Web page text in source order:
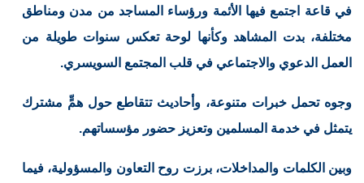
في قاعة اجتمع فيها الأئمة ورؤساء المساجد من مدن ومناطق
مختلفة، بدت المشاهد وكأنها لوحة تعكس سنوات طويلة من
العمل الدعوي والاجتماعي في قلب المجتمع السويسري.
وجوه تحمل خبرات متنوعة، وأحاديث تتقاطع حول همٍّ مشترك
يتمثل في خدمة المسلمين وتعزيز حضور مؤسساتهم.
وبين الكلمات والمداخلات، برزت روح التعاون والمسؤولية، فيما